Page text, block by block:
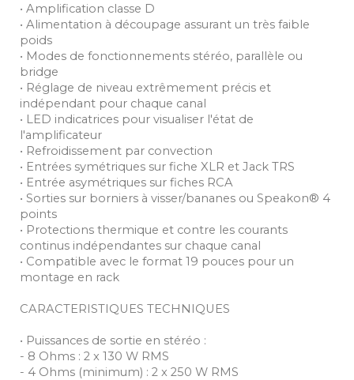
• Amplification classe D
• Alimentation à découpage assurant un très faible
poids
• Modes de fonctionnements stéréo, parallèle ou
bridge
• Réglage de niveau extrêmement précis et
indépendant pour chaque canal
• LED indicatrices pour visualiser l'état de
l'amplificateur
• Refroidissement par convection
• Entrées symétriques sur fiche XLR et Jack TRS
• Entrée asymétriques sur fiches RCA
• Sorties sur borniers à visser/bananes ou Speakon® 4
points
• Protections thermique et contre les courants
continus indépendantes sur chaque canal
• Compatible avec le format 19 pouces pour un
montage en rack
CARACTERISTIQUES TECHNIQUES
• Puissances de sortie en stéréo :
- 8 Ohms : 2 x 130 W RMS
- 4 Ohms (minimum) : 2 x 250 W RMS